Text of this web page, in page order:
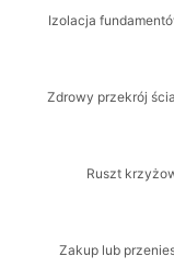
Izolacja
Zdrowy przekrój
Ruszt
Zakup lub